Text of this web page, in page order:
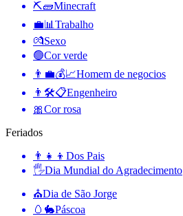
⛏🧱Minecraft
💼📊 Trabalho
💏Sexo
🟢Cor verde
👨‍💼💰📈Homem de negocios
👨🛠📋Engenheiro
🎀Cor rosa
Feriados
👨‍👧‍👦 Dos Pais
🖐Dia Mundial do Agradecimento
⛪️Dia de São Jorge
🥚🐇Páscoa